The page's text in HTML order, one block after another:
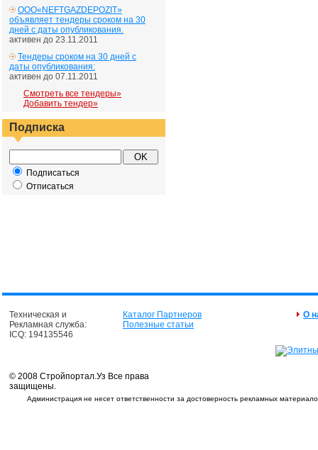
ООО«NEFTGAZDEPOZIT»
объявляет тендеры сроком на 30
дней с даты опубликования.
активен до 23.11.2011
Тендеры сроком на 30 дней с
даты опубликования:
активен до 07.11.2011
Смотреть все тендеры»
Добавить тендер»
Подписка
Подписаться
Отписаться
Техническая и
Рекламная служба:
ICQ: 194135546
Каталог Партнеров
Полезные статьи
О
© 2008 Стройпортал.Уз Все права
защищены.
Администрация не несет ответственности за достоверность рекламных